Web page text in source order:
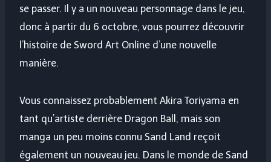
se passer. Il y a un nouveau personnage dans le jeu,
donc à partir du 6 octobre, vous pourrez découvrir
l’histoire de Sword Art Online d’une nouvelle
manière.
Vous connaissez probablement Akira Toriyama en
tant qu’artiste derrière Dragon Ball, mais son
manga un peu moins connu Sand Land reçoit
également un nouveau jeu. Dans le monde de Sand